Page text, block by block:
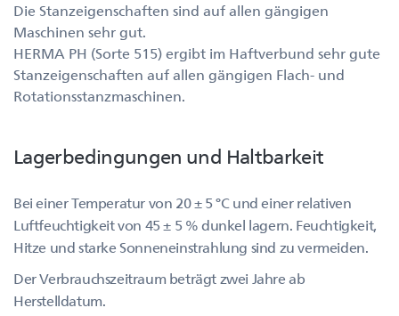
Die Stanzeigenschaften sind auf allen gängigen
Maschinen sehr gut.
HERMA PH (Sorte 515) ergibt im Haftverbund sehr gute
Stanzeigenschaften auf allen gängigen Flach- und
Rotationsstanzmaschinen.
Lagerbedingungen und Haltbarkeit
Bei einer Temperatur von 20 ± 5 °C und einer relativen
Luftfeuchtigkeit von 45 ± 5 % dunkel lagern. Feuchtigkeit,
Hitze und starke Sonneneinstrahlung sind zu vermeiden.
Der Verbrauchszeitraum beträgt zwei Jahre ab
Herstelldatum.